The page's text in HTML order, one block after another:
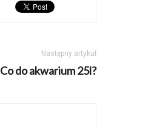
Następny artykuł
Co do akwarium 25l?